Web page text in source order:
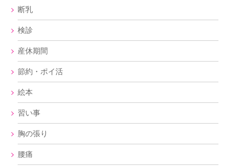
断乳
検診
産休期間
節約・ポイ活
絵本
習い事
胸の張り
腰痛